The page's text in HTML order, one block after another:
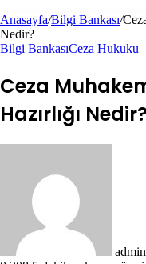
Anasayfa/Bilgi Bankası/
Nedir?
Bilgi BankasıCeza Hukuku
Ceza
Hazırlığı Nedir?
admin